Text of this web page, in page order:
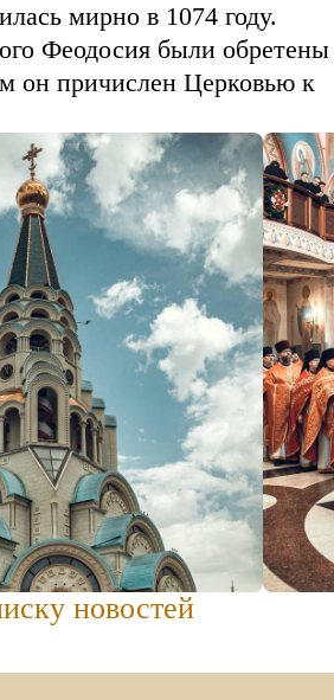
мирно в 1074 году.
Феодосия были обретены
он причислен Церковью к
новостей